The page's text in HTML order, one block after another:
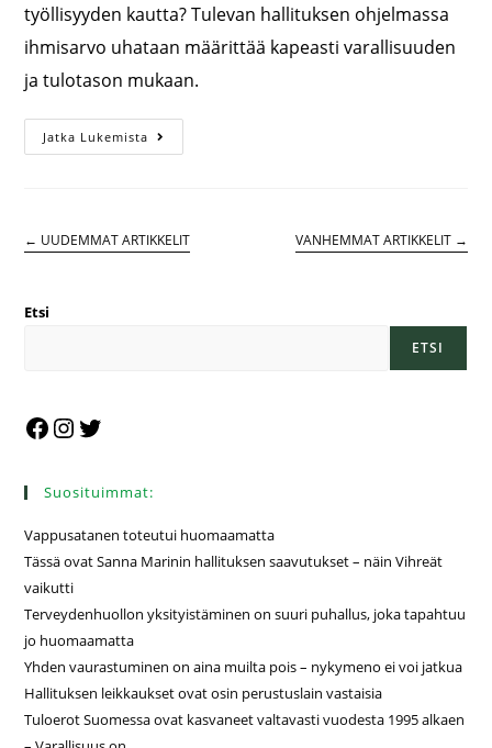
työllisyyden kautta? Tulevan hallituksen ohjelmassa
ihmisarvo uhataan määrittää kapeasti varallisuuden
ja tulotason mukaan.
Jatka Lukemista
← UUDEMMAT ARTIKKELIT VANHEMMAT ARTIKKELIT →
Etsi
ETSI
Suosituimmat:
Vappusatanen toteutui huomaamatta
Tässä ovat Sanna Marinin hallituksen saavutukset – näin Vihreät
vaikutti
Terveydenhuollon yksityistäminen on suuri puhallus, joka tapahtuu
jo huomaamatta
Yhden vaurastuminen on aina muilta pois – nykymeno ei voi jatkua
Hallituksen leikkaukset ovat osin perustuslain vastaisia
Tuloerot Suomessa ovat kasvaneet valtavasti vuodesta 1995 alkaen